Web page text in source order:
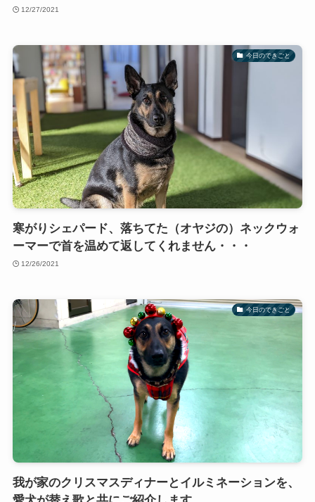
12/27/2021
今日のできごと
寒がりシェパード、落ちてた（オヤジの）ネックウォ
ーマーで首を温めて返してくれません・・・
12/26/2021
今日のできごと
我が家のクリスマスディナーとイルミネーションを、